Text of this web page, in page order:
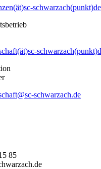
schwarzach(punkt)de
schwarzach.de
85